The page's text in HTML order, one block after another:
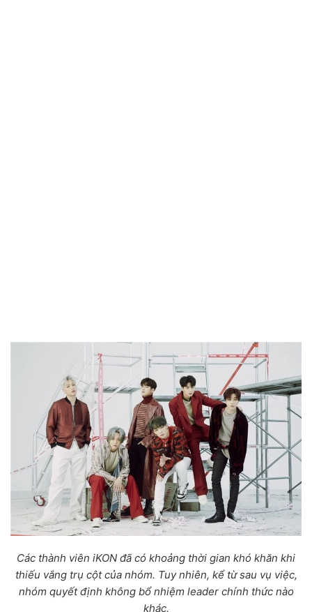
Các thành viên iKON đã có khoảng thời gian khó khăn khi
thiếu vắng trụ cột của nhóm. Tuy nhiên, kể từ sau vụ việc,
nhóm quyết định không bổ nhiệm leader chính thức nào
khác.